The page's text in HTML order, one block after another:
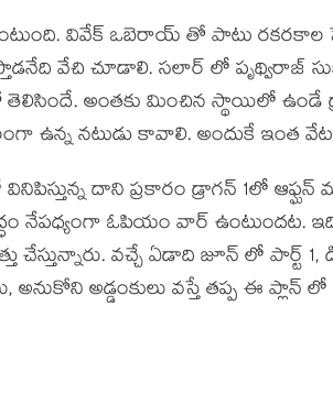
వివేక్ ఒబెరాయ్ తో పాటు రకరకాల
వేచి చూడాలి. సలార్ లో పృథ్విరాజ్
అంతకు మించిన స్థాయిలో ఉండే
ఉన్న నటుడు కావాలి. అందుకే ఇంత
దాని ప్రకారం డ్రాగన్ 1లో
నేపధ్యంగా ఓపియం వార్ ఉంటుందట.
చేస్తున్నారు. వచ్చే ఏడాది జూన్ లో పార్ట్
అడ్డంకులు వస్తే తప్ప ఈ ప్లాన్